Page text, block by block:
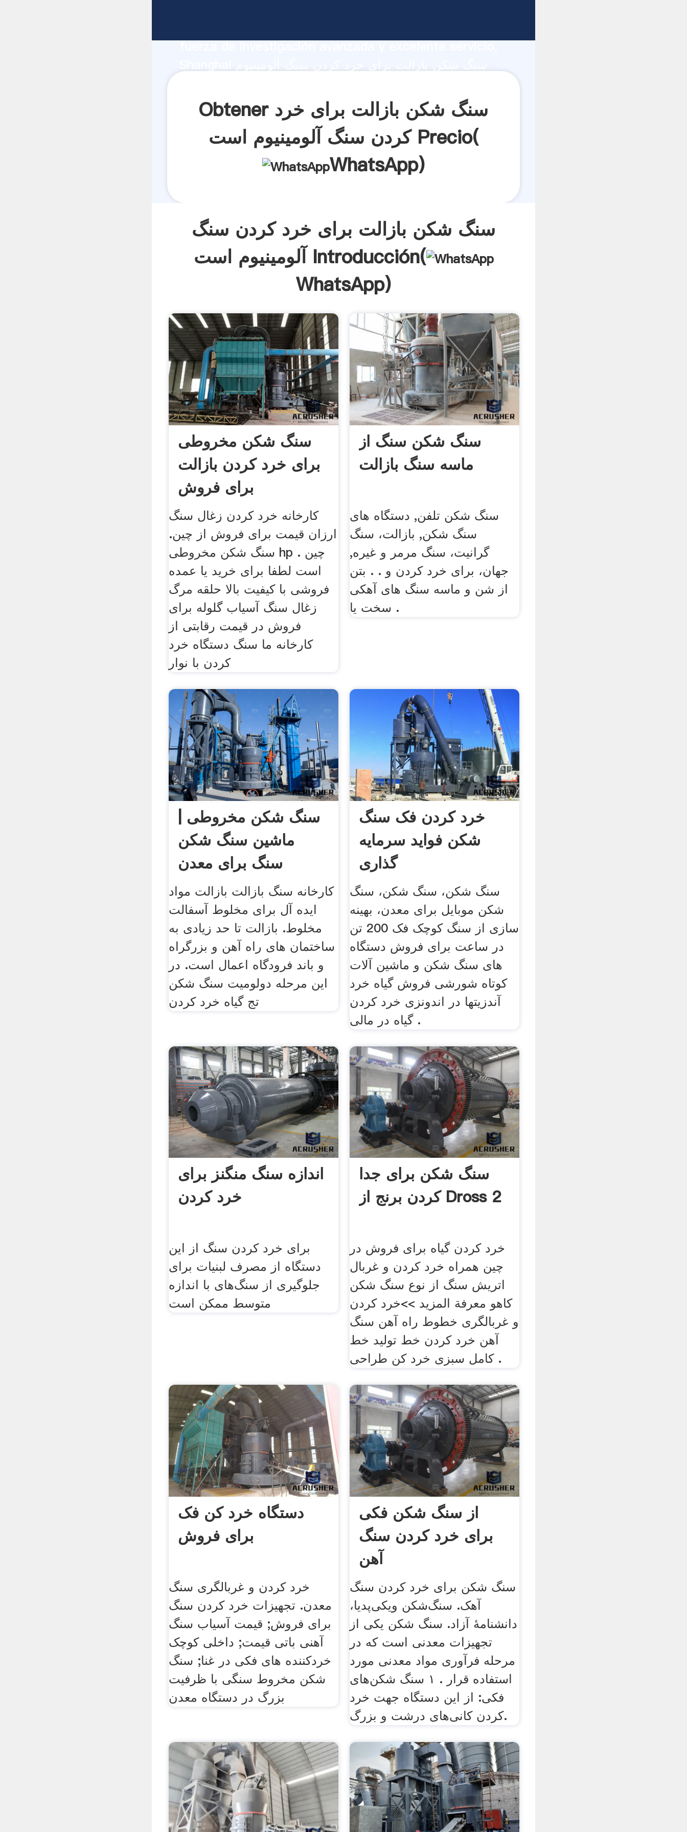
los clientes.
Obtener سنگ شکن بازالت برای خرد
کردن سنگ آلومینیوم است Precio(
WhatsApp)
سنگ شکن بازالت برای خرد کردن سنگ
آلومینیوم است Introducción(
WhatsApp)
سنگ شکن مخروطی
برای خرد کردن بازالت
برای فروش
کارخانه خرد کردن زغال سنگ
ارزان قیمت برای فروش از چین.
سنگ شکن مخروطی hp . چین
است لطفا برای خرید یا عمده
فروشی با کیفیت بالا حلقه مرگ
زغال سنگ آسیاب گلوله برای
فروش در قیمت رقابتی از
کارخانه ما سنگ دستگاه خرد
کردن با نوار
سنگ شکن سنگ از
ماسه سنگ بازالت
سنگ شکن تلفن, دستگاه های
سنگ شکن, بازالت، سنگ
گرانیت، سنگ مرمر و غیره,
جهان، برای خرد کردن و . . بتن
از شن و ماسه سنگ های آهكی
سخت یا .
سنگ شکن مخروطی |
ماشین سنگ شکن
سنگ برای معدن
کارخانه سنگ بازالت بازالت مواد
ایده آل برای مخلوط آسفالت
مخلوط. بازالت تا حد زیادی به
ساختمان های راه آهن و بزرگراه
و باند فرودگاه اعمال است. در
این مرحله دولومیت سنگ شکن
تج گیاه خرد کردن
خرد کردن فک سنگ
شکن فواید سرمایه
گذاری
سنگ شکن، سنگ شکن، سنگ
شکن موبایل برای معدن، بهینه
سازی از سنگ کوچک فک 200 تن
در ساعت برای فروش دستگاه
های سنگ شکن و ماشین آلات
کوتاه شورشی فروش گیاه خرد
آندزيتها در اندونزی خرد کردن
گیاه در مالی .
اندازه سنگ منگنز برای
خرد کردن
برای خرد کردن سنگ از این
دستگاه از مصرف لبنیات برای
جلوگیری از سنگ‌های با اندازه
متوسط ممکن است
سنگ شکن برای جدا
کردن برنج از Dross 2
خرد کردن گیاه برای فروش در
چین همراه خرد کردن و غربال
اتریش سنگ از نوع سنگ شکن
کاهو معرفة المزيد >>خرد کردن
و غربالگری خطوط راه آهن سنگ
آهن خرد کردن خط تولید خط
کامل سبزی خرد کن طراحی .
دستگاه خرد کن فک
برای فروش
خرد کردن و غربالگری سنگ
معدن. تجهیزات خرد کردن سنگ
برای فروش; قیمت آسیاب سنگ
آهنی باتی قیمت; داخلی کوچک
خردکننده های فکی در غنا; سنگ
شکن مخروط سنگی با ظرفیت
بزرگ در دستگاه معدن
از سنگ شکن فکی
برای خرد کردن سنگ
آهن
سنگ شکن برای خرد کردن سنگ
آهک. سنگ‌شکن ویکی‌پدیا،
دانشنامهٔ آزاد. سنگ شکن یکی از
تجهیزات معدنی است که در
مرحله فرآوری مواد معدنی مورد
استفاده قرار . ۱ سنگ شکن‌های
فکی: از این دستگاه جهت خرد
کردن کانی‌های درشت و بزرگ.